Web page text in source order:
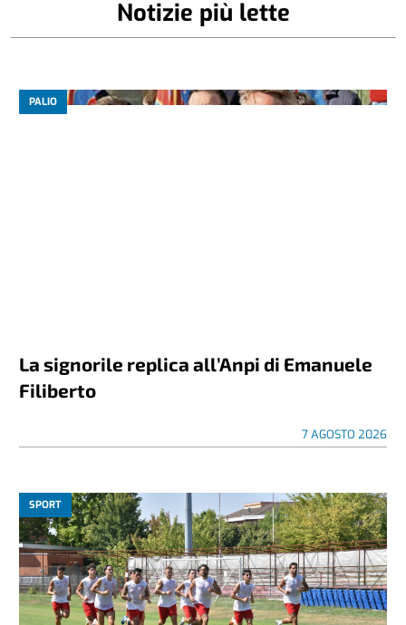
Notizie più lette
PALIO
La signorile replica all’Anpi di Emanuele
Filiberto
7 AGOSTO 2026
SPORT